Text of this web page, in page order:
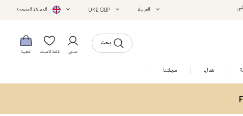
العربية UK£ GBP المملكة المتحدة
بحث
حسابي قائمة الأمنيات الحقيبة
هدايا مجلتنا